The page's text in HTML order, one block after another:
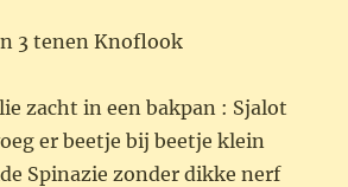
3 tenen Knoflook
zacht in een bakpan : Sjalot
er beetje bij beetje klein
Spinazie zonder dikke nerf